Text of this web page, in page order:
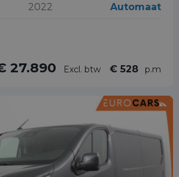
2022 Automaat
27.890 Excl. btw € 528 p.m